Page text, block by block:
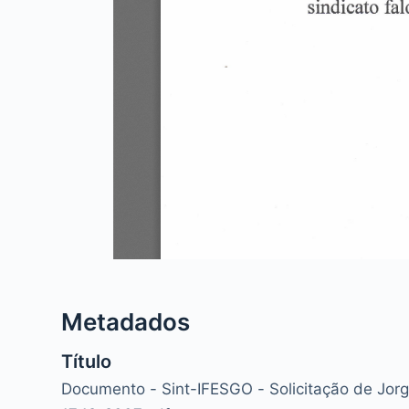
Metadados
Título
Documento - Sint-IFESGO - Solicitação de